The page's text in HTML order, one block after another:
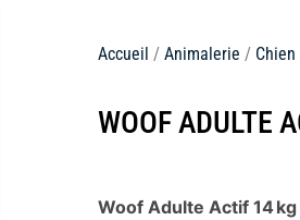
Accueil / Animalerie / Chien
WOOF ADULTE
Woof Adulte Actif 14